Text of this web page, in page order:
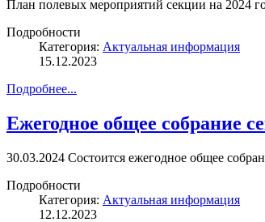
План полевых мероприятий секции на 2024
Подробности
Категория: Актуальная информация
15.12.2023
Подробнее...
Ежегодное общее собрание
30.03.2024 Состоится ежегодное общее
Подробности
Категория: Актуальная информация
12.12.2023